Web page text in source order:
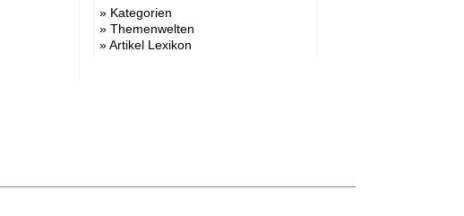
» Kategorien
» Themenwelten
»Artikel Lexikon